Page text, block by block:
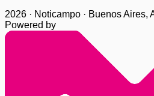
2026 · Noticampo · Buenos Aires,
Powered by